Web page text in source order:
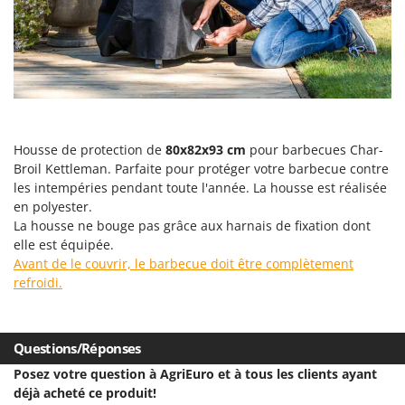
Désherbeurs thermiques et mécaniques
Déshumidificateurs
Draineuses
Effaroucheurs d'oiseaux
Effeuilleuses pour olives
Égreneuses à maïs
Électropompes pour la maison et le jardin
Éleveuses artificielles pour poussins
Enfouisseurs de pierres
Épareuses pour tracteur
Épépineuses
Équipements de protection des voies respiratoires
Bosch
Brumi
BullMach
Calory Forni
Campagnola
Campingaz
Castelgarden
Castellari
Ceccato Olindo
Classe
Clementi
Cofra
Housse de protection de 80x82x93 cm pour barbecues Char-
Broil Kettleman. Parfaite pour protéger votre barbecue contre
les intempéries pendant toute l'année. La housse est réalisée
en polyester.
La housse ne bouge pas grâce aux harnais de fixation dont
elle est équipée.
Avant de le couvrir, le barbecue doit être complètement
refroidi.
Questions/Réponses
Posez votre question à AgriEuro et à tous les clients ayant
déjà acheté ce produit!